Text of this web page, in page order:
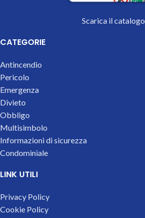
Scarica il catalogo
CATEGORIE
Antincendio
Pericolo
Emergenza
Divieto
Obbligo
Multisimbolo
Informazioni di sicurezza
Condominiale
LINK UTILI
Privacy Policy
Cookie Policy